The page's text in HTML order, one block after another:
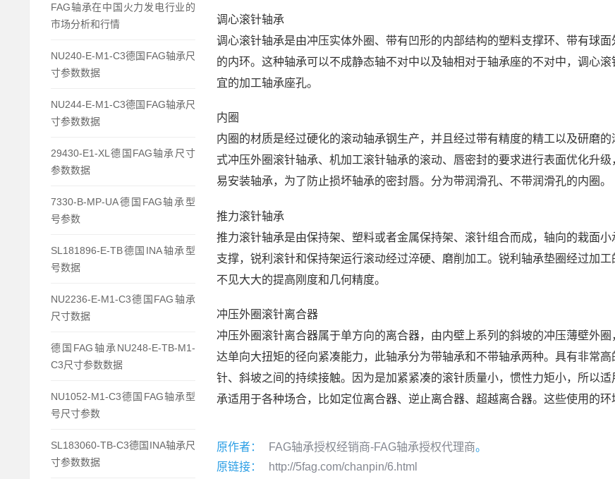
FAG轴承在中国火力发电行业的
市场分析和行情
NU240-E-M1-C3德国FAG轴承尺
寸参数数据
NU244-E-M1-C3德国FAG轴承尺
寸参数数据
29430-E1-XL德国FAG轴承尺寸
参数数据
7330-B-MP-UA德国FAG轴承型
号参数
SL181896-E-TB德国INA轴承型
号数据
NU2236-E-M1-C3德国FAG轴承
尺寸数据
德国FAG轴承NU248-E-TB-M1-
C3尺寸参数数据
NU1052-M1-C3德国FAG轴承型
号尺寸参数
SL183060-TB-C3德国INA轴承尺
寸参数数据
调心滚针轴承
调心滚针轴承是由冲压实体外圈、带有凹形的内部结构的塑料支撑环、带有球
的内环。这种轴承可以不成静态轴不对中以及轴相对于轴承座的不对中，调心
宜的加工轴承座孔。
内圈
内圈的材质是经过硬化的滚动轴承钢生产，并且经过带有精度的精工以及研磨
式冲压外圈滚针轴承、机加工滚针轴承的滚动、唇密封的要求进行表面优化升
易安装轴承，为了防止损坏轴承的密封唇。分为带润滑孔、不带润滑孔的内圈。
推力滚针轴承
推力滚针轴承是由保持架、塑料或者金属保持架、滚针组合而成，轴向的栽面
支撑，锐利滚针和保持架运行滚动经过淬硬、磨削加工。锐利轴承垫圈经过加
不见大大的提高刚度和几何精度。
冲压外圈滚针离合器
冲压外圈滚针离合器属于单方向的离合器，由内壁上系列的斜坡的冲压薄壁外
达单向大扭矩的径向紧凑能力，此轴承分为带轴承和不带轴承两种。具有非常
针、斜坡之间的持续接触。因为是加紧紧凑的滚针质量小，惯性力矩小，所以
承适用于各种场合，比如定位离合器、逆止离合器、超越离合器。这些使用的环
原作者： FAG轴承授权经销商-FAG轴承授权代理商。
原链接：
http://5fag.com/chanpin/6.html